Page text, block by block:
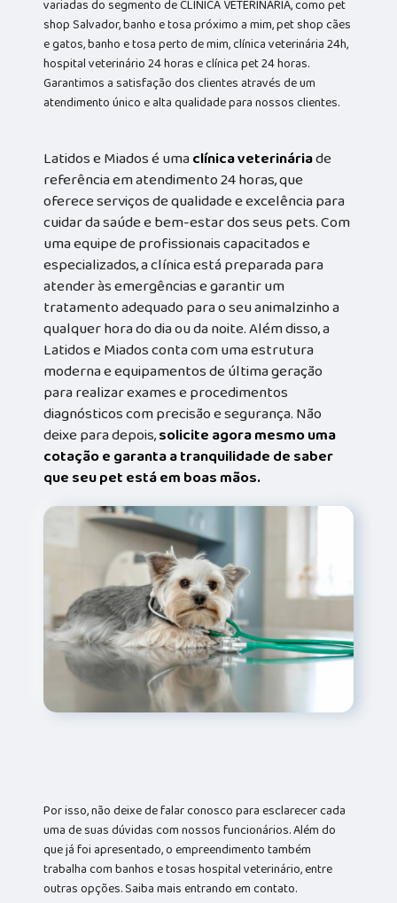
variadas do segmento de CLÍNICA VETERINÁRIA, como pet
shop Salvador, banho e tosa próximo a mim, pet shop cães
e gatos, banho e tosa perto de mim, clínica veterinária 24h,
hospital veterinário 24 horas e clínica pet 24 horas.
Garantimos a satisfação dos clientes através de um
atendimento único e alta qualidade para nossos clientes.
Latidos e Miados é umaclínica veterináriade
referência em atendimento 24 horas, que
oferece serviços de qualidade e excelência para
cuidar da saúde e bem-estar dos seus pets. Com
uma equipe de profissionais capacitados e
especializados, a clínica está preparada para
atender às emergências e garantir um
tratamento adequado para o seu animalzinho a
qualquer hora do dia ou da noite. Além disso, a
Latidos e Miados conta com uma estrutura
moderna e equipamentos de última geração
para realizar exames e procedimentos
diagnósticos com precisão e segurança. Não
deixe para depois,solicite agora mesmo uma
cotação e garanta a tranquilidade de saber
que seu pet está em boas mãos.
Por isso, não deixe de falar conosco para esclarecer cada
uma de suas dúvidas com nossos funcionários. Além do
que já foi apresentado, o empreendimento também
trabalha com banhos e tosas hospital veterinário, entre
outras opções. Saiba mais entrando em contato.